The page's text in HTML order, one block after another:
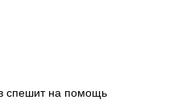
спешит на помощь